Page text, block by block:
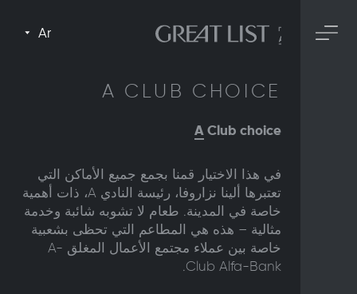
Ar
A CLUB CHOICE
A Club choice
في هذا الاختيار قمنا بجمع جميع الأماكن التي
تعتبرها ألينا نزاروفا، رئيسة النادي A، ذات أهمية
خاصة في المدينة. طعام لا تشوبه شائبة وخدمة
مثالية – هذه هي المطاعم التي تحظى بشعبية
خاصة بين عملاء مجتمع الأعمال المغلق A-
Club Alfa-Bank.